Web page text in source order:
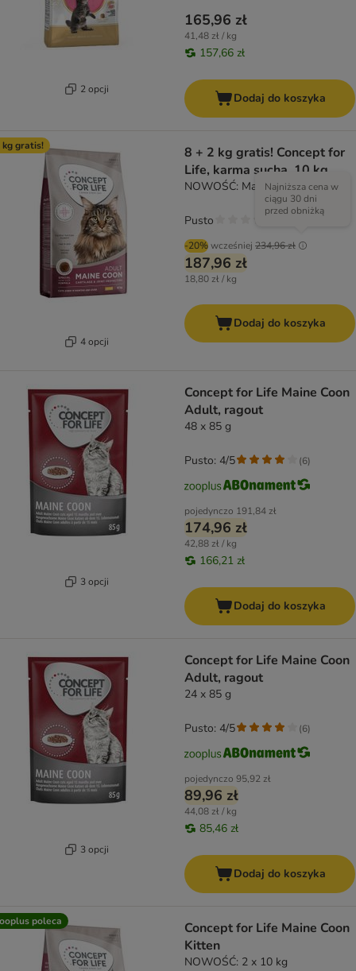
2 opcji
165,96 zł
41,48 zł / kg
157,66 zł
Dodaj do koszyka
kg gratis!
4 opcji
8 + 2 kg gratis! Concept for
Life, karma sucha, 10 kg
NOWOŚĆ: Maine Coon Adult
-20%wcześniej 234,96 zł
Najniższa cena w
ciągu 30 dni
przed obniżką
187,96 zł
18,80 zł / kg
Pusto
Dodaj do koszyka
3 opcji
Concept for Life Maine Coon
Adult, ragout
48 x 85 g
pojedynczo 191,84 zł
174,96 zł
42,88 zł / kg
166,21 zł
Pusto: 4/5 (6)
Dodaj do koszyka
3 opcji
Concept for Life Maine Coon
Adult, ragout
24 x 85 g
pojedynczo 95,92 zł
89,96 zł
44,08 zł / kg
85,46 zł
Pusto: 4/5 (6)
Dodaj do koszyka
poleca
Concept for Life Maine Coon
Kitten
NOWOŚĆ: 2 x 10 kg